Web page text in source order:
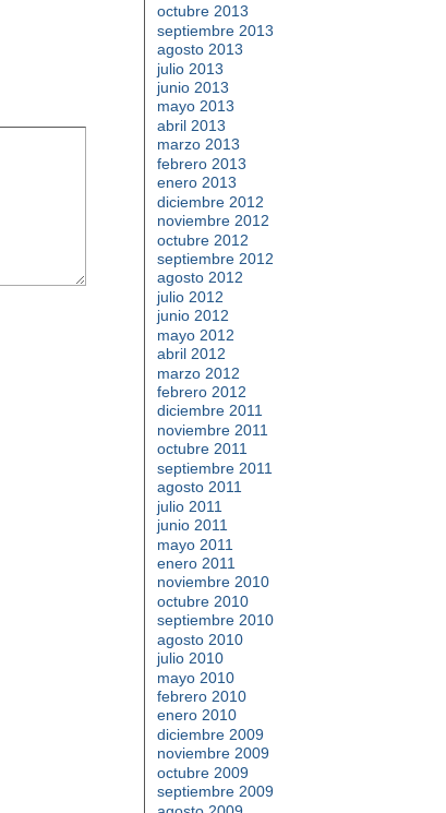
octubre 2013
septiembre 2013
agosto 2013
julio 2013
junio 2013
mayo 2013
abril 2013
marzo 2013
febrero 2013
enero 2013
diciembre 2012
noviembre 2012
octubre 2012
septiembre 2012
agosto 2012
julio 2012
junio 2012
mayo 2012
abril 2012
marzo 2012
febrero 2012
diciembre 2011
noviembre 2011
octubre 2011
septiembre 2011
agosto 2011
julio 2011
junio 2011
mayo 2011
enero 2011
noviembre 2010
octubre 2010
septiembre 2010
agosto 2010
julio 2010
mayo 2010
febrero 2010
enero 2010
diciembre 2009
noviembre 2009
octubre 2009
septiembre 2009